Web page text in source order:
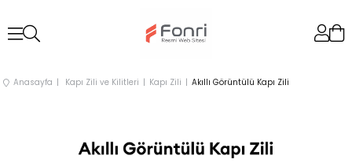
Anasayfa Kapı Zili ve Kilitleri Kapı Zili Akıllı Görüntülü Kapı Zili